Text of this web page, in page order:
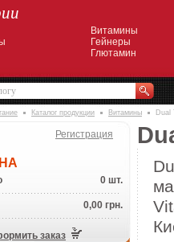
Витамины
Гейнеры
Глютамин
Каталог продукции Витамины Dual
Регистрация
0 шт.
0,00 грн.
заказ